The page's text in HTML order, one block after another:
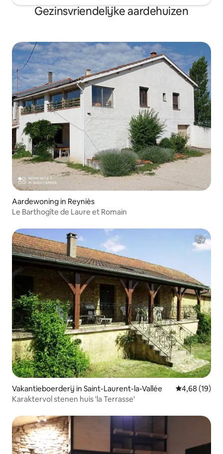
Gezinsvriendelijke aardehuizen
Aardewoning in Reyniès
Le Barthogîte de Laure et Romain
Vakantieboerderij in Saint-Laurent-la-Vallée Gemiddelde
4,68 (19)
Karaktervol stenen huis 'la Terrasse'